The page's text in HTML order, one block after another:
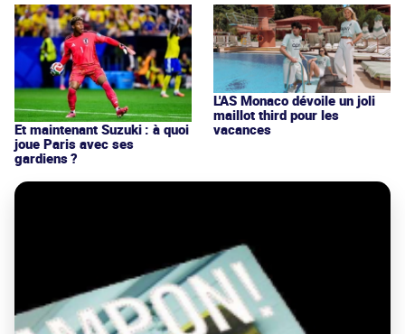
Et maintenant Suzuki : à quoi
joue Paris avec ses
gardiens ?
L'AS Monaco dévoile un joli
maillot third pour les
vacances